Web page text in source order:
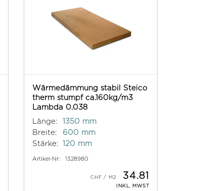
Wärmedämmung stabil Steico
therm stumpf ca.160kg/m3
Lambda 0.038
Länge:
1350 mm
Breite:
600 mm
Stärke: 120 mm
Artikel-Nr: 1328980
34.81
INKL. MWST